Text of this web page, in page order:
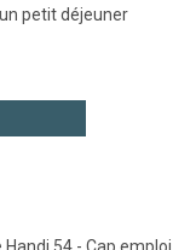
petit déjeuner